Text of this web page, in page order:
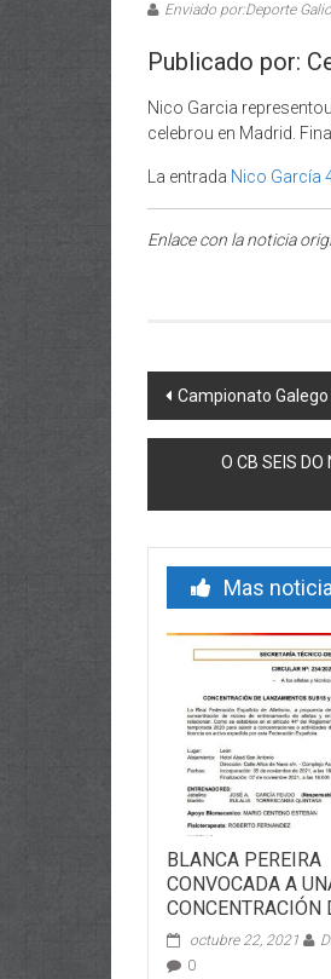
Enviado por:Deporte
Publicado por:
Nico Garcia
celebrou en Madrid.
La entrada Nico García
Enlace con la noticia
Post
Campionato
O CB SEIS DO
Mas
BLANCA PEREIRA
CONVOCADA A
CONCENTRACIÓN
octubre 22, 2021
0